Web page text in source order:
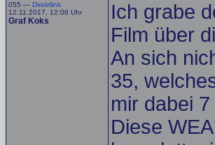
055 — Direktlink
12.11.2017, 12:06 Uhr
Graf Koks
Ich grabe
Film über
An sich
35,
mir dabei
Diese